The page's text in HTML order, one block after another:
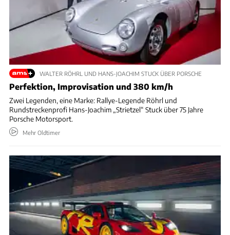
WALTER RÖHRL UND HANS-JOACHIM STUCK ÜBER PORSCHE
Perfektion, Improvisation und 380 km/h
Zwei Legenden, eine Marke: Rallye-Legende Röhrl und
Rundstreckenprofi Hans-Joachim „Strietzel“ Stuck über 75 Jahre
Porsche Motorsport.
Mehr Oldtimer